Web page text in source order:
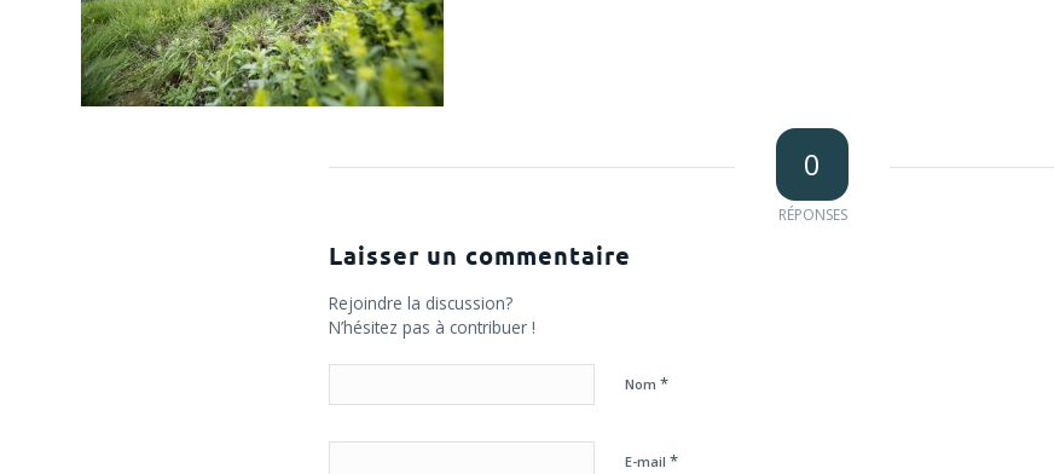
0
RÉPONSES
Laisser un commentaire
Rejoindre la discussion?
N’hésitez pas à contribuer !
Nom *
E-mail *